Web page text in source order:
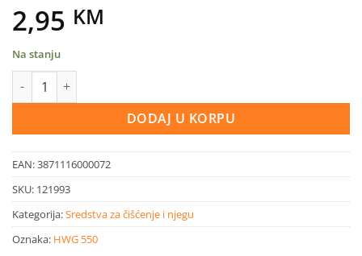
2,95 KM
Na stanju
Pasta za pranje ruku količina
DODAJ U KORPU
EAN:3871116000072
SKU: 121993
Kategorija:Sredstva za čišćenje i njegu
Oznaka: HWG 550